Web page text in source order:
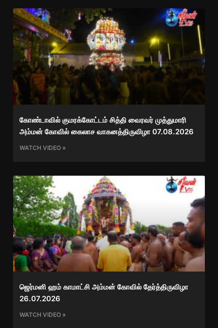
கோண்டாவில் குமரக்கோட்டம் சித்தி வைரவர் முத்துமாரி
அம்மன் கோவில் கைலாச வாகனத்திருவிழா 07.08.2026
WATCH VIDEO »
ஜெர்மனி ஹம் காமாட்சி அம்மன் கோவில் தேர்த்திருவிழா
26.07.2026
WATCH VIDEO »